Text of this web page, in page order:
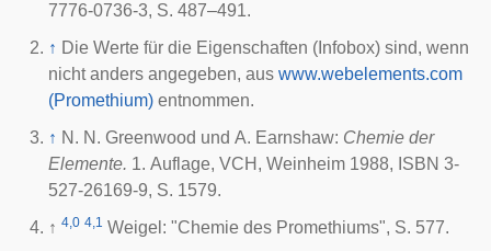
7776-0736-3, S. 487–491.
↑ Die Werte für die Eigenschaften (Infobox) sind, wenn
nicht anders angegeben, aus www.webelements.com
(Promethium) entnommen.
↑ N. N. Greenwood und A. Earnshaw: Chemie der
Elemente. 1. Auflage, VCH, Weinheim 1988, ISBN 3-
527-26169-9, S. 1579.
↑ 4,0 4,1 Weigel: "Chemie des Promethiums", S. 577.